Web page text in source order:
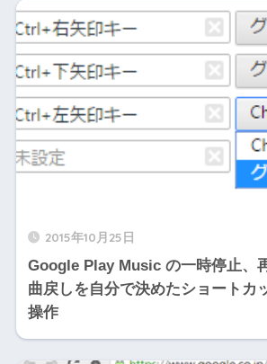
2015年10月25日
Google Play Music の一時停止、
曲戻しを自分で決めたショートカ
操作